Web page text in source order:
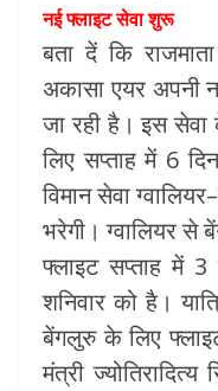
नई फ्लाइट सेवा शुरू
बता दें कि
अकासा एयर
जा रही है। इस
लिए सप्ताह में 6
विमान सेवा
भरेगी। ग्वालियर से
फ्लाइट सप्ताह में 3
शनिवार को है।
बेंगलुरु के लिए
मंत्री